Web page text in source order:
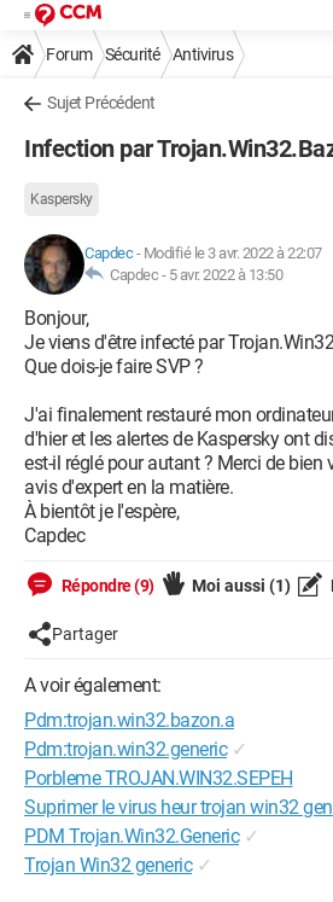
Forum Sécurité Antivirus
Sujet Précédent
Infection par
Kaspersky
Capdec- Modifié le 3 avr. 2022 à 22:07
Capdec - 5 avr. 2022 à 13:50
Bonjour,
Je viens d'être infecté par
Que dois-je faire SVP ?
J'ai finalement restauré mon
d'hier et les alertes de Kaspersky ont
est-il réglé pour autant ? Merci de bien
avis d'expert en la matière.
À bientôt je l'espère,
Capdec
Répondre (9) Moi aussi (1)
Partager
A voir également:
Pdm:trojan.win32.bazon.a
Pdm:trojan.win32.generic ✓
Porbleme TROJAN.WIN32.SEPEH
Suprimer le virus heur trojan win32
PDM Trojan.Win32.Generic ✓
Trojan Win32 generic ✓